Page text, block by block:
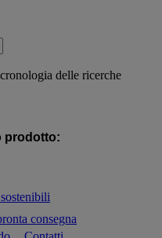
delle ricerche
prodotto:
consegna